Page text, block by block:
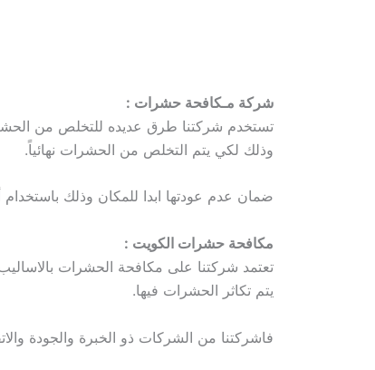
شركة مـكافحة حشرات :
تستخدم شركتنا طرق عديده للتخلص من
وذلك لكي يتم التخلص من الحشرات نهائياً.
ضمان عدم عودتها ابدا للمكان وذلك
مكافحة حشرات الكويت :
تعتمد شركتنا على مكافحة الحشرات
يتم تكاثر الحشرات فيها.
فاشركتنا من الشركات ذو الخبرة والجودة